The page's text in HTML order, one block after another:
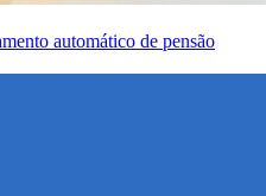
automático de pensão